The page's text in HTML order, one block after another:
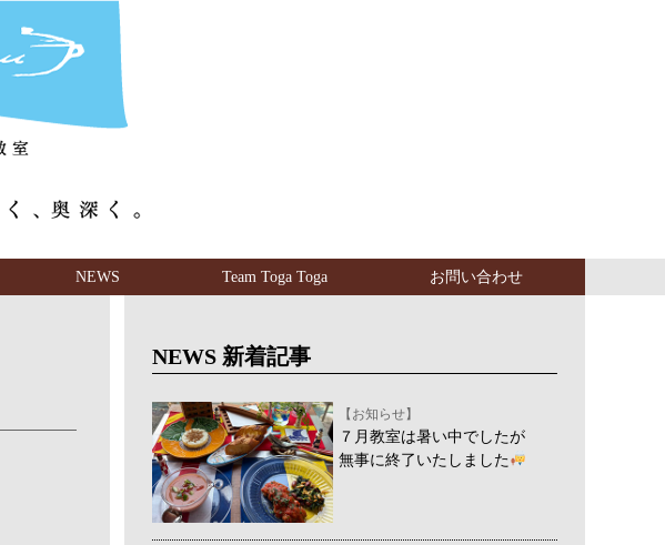
NEWS Team Toga Toga お問い合わせ
NEWS 新着記事
【お知らせ】
７月教室は暑い中でしたが
無事に終了いたしました